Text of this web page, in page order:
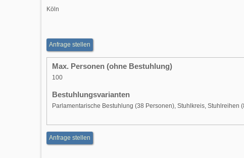
Köln
Anfrage stellen
Max. Personen (ohne Bestuhlung)
100
Bestuhlungsvarianten
Parlamentarische Bestuhlung (38 Personen), Stuhlkreis, Stuhlreihen
Anfrage stellen